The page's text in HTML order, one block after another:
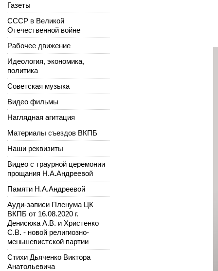
Газеты
СССР в Великой
Отечественной войне
Рабочее движение
Идеология, экономика,
политика
Советская музыка
Видео фильмы
Наглядная агитация
Материалы съездов ВКПБ
Наши реквизиты
Видео с траурной церемонии
прощания Н.А.Андреевой
Памяти Н.А.Андреевой
Ауди-записи Пленума ЦК
ВКПБ от 16.08.2020 г.
Денисюка А.В. и Христенко
С.В. - новой религиозно-
меньшевистской партии
Стихи Дьяченко Виктора
Анатольевича